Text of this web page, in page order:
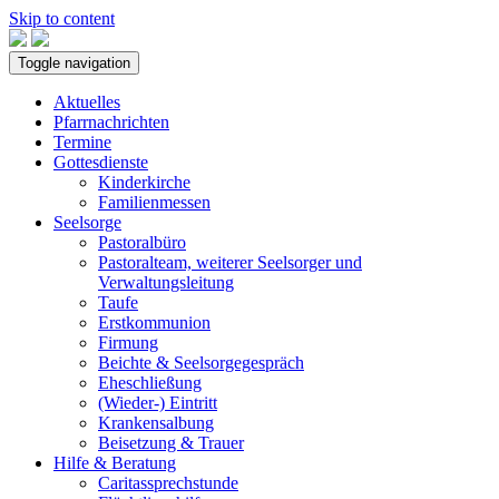
Skip to content
Toggle navigation
Aktuelles
Pfarrnachrichten
Termine
Gottesdienste
Kinderkirche
Familienmessen
Seelsorge
Pastoralbüro
Pastoralteam, weiterer Seelsorger und
Verwaltungsleitung
Taufe
Erstkommunion
Firmung
Beichte & Seelsorgegespräch
Eheschließung
(Wieder-) Eintritt
Krankensalbung
Beisetzung & Trauer
Hilfe & Beratung
Caritassprechstunde